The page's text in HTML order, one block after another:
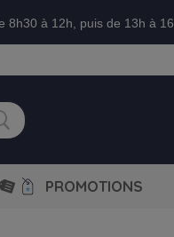
à 12h, puis de 13h à
PROMOTIONS